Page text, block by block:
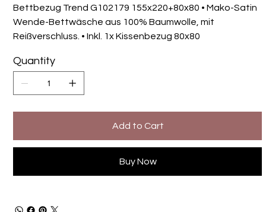
Bettbezug Trend G102179 155x220+80x80 • Mako-Satin
Wende-Bettwäsche aus 100% Baumwolle, mit
Reißverschluss. • Inkl. 1x Kissenbezug 80x80
Quantity
Add to Cart
Buy Now